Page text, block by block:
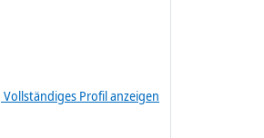
Vollständiges Profil anzeigen